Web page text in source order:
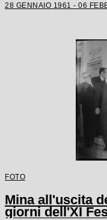
28 GENNAIO 1961 - 06
FOTO
Mina all'uscita
giorni dell'XI